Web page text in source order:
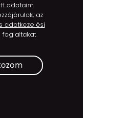
adataim
az
adatkezelési
foglaltakat